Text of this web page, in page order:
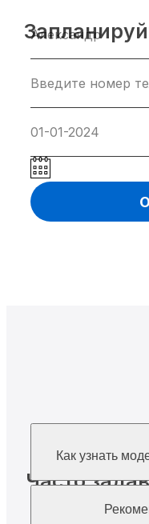
Часто
Как узнать